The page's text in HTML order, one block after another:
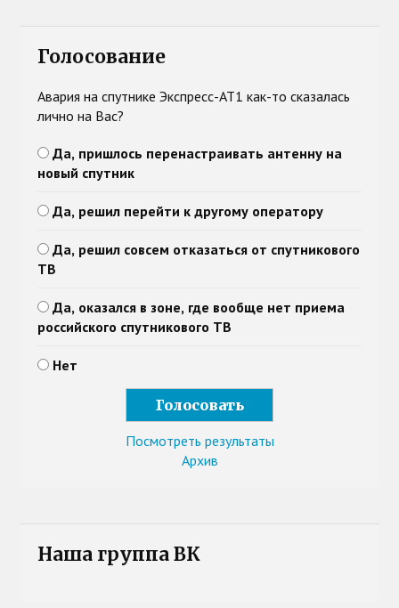
Голосование
Авария на спутнике Экспресс-АТ1 как-то сказалась
лично на Вас?
Да, пришлось перенастраивать антенну на
новый спутник
Да, решил перейти к другому оператору
Да, решил совсем отказаться от спутникового
ТВ
Да, оказался в зоне, где вообще нет приема
российского спутникового ТВ
Нет
Посмотреть результаты
Архив
Наша группа ВК